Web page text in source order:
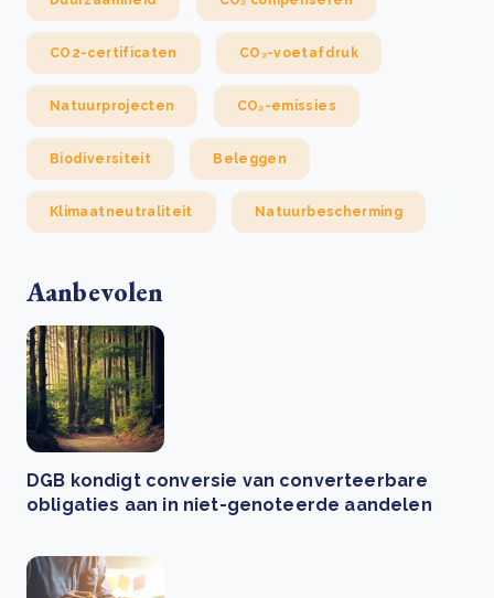
CO2-certificaten CO₂-voetafdruk
Natuurprojecten CO₂-emissies
Biodiversiteit Beleggen
Klimaatneutraliteit Natuurbescherming
Aanbevolen
DGB kondigt conversie van converteerbare
obligaties aan in niet-genoteerde aandelen